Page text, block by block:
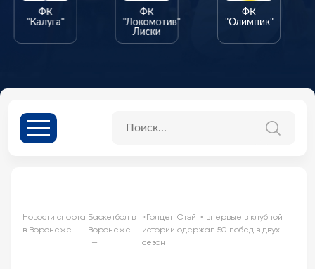
ФК
"Калуга"
ФК
"Локомотив"
Лиски
ФК
"Олимпик"
Новости спорта
в Воронеже
Баскетбол в
Воронеже
«Голден Стэйт» впервые в клубной
истории одержал 50 побед в двух
сезон